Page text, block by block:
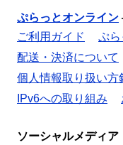
ぷらっとオンライン
ご利用ガイド
ぷら
配送・決済について
個人情報取り扱い方
IPv6への取り組み
ソーシャルメディア